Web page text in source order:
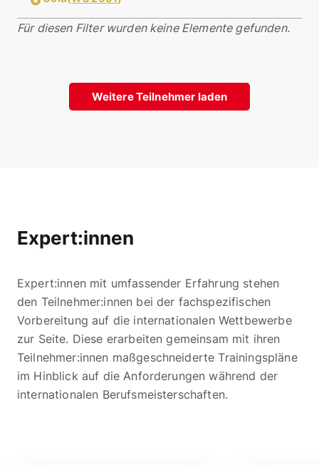
Für diesen Filter wurden keine Elemente gefunden.
Weitere Teilnehmer laden
Expert:innen
Expert:innen mit umfassender Erfahrung stehen
den Teilnehmer:innen bei der fachspezifischen
Vorbereitung auf die internationalen Wettbewerbe
zur Seite. Diese erarbeiten gemeinsam mit ihren
Teilnehmer:innen maßgeschneiderte Trainingspläne
im Hinblick auf die Anforderungen während der
internationalen Berufsmeisterschaften.